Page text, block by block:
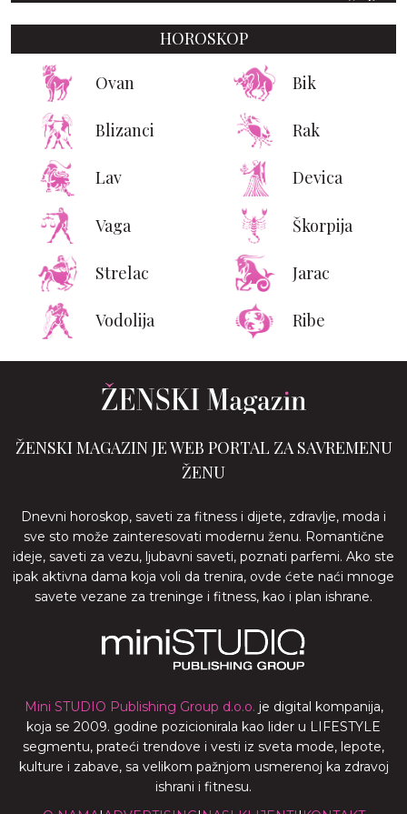
HOROSKOP
Ovan Bik
Blizanci Rak
Lav Devica
Vaga Škorpija
Strelac Jarac
Vodolija Ribe
ŽENSKI MAGAZIN JE WEB PORTAL ZA SAVREMENU
ŽENU
Dnevni horoskop, saveti za fitness i dijete, zdravlje, moda i
sve sto može zainteresovati modernu ženu. Romantične
ideje, saveti za vezu, ljubavni saveti, poznati parfemi. Ako ste
ipak aktivna dama koja voli da trenira, ovde ćete naći mnoge
savete vezane za treninge i fitness, kao i plan ishrane.
Mini STUDIO Publishing Group d.o.o. je digital kompanija,
koja se 2009. godine pozicionirala kao lider u LIFESTYLE
segmentu, prateći trendove i vesti iz sveta mode, lepote,
kulture i zabave, sa velikom pažnjom usmerenoj ka zdravoj
ishrani i fitnesu.